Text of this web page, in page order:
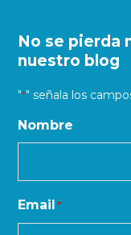
No se pierda
nuestro blog
"*" señala los
Nombre
Email *